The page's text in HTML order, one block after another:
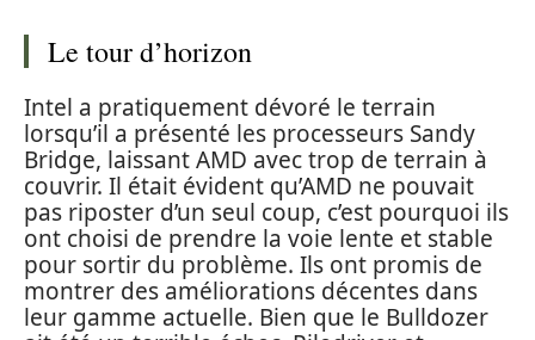
Le tour d’horizon
Intel a pratiquement dévoré le terrain
lorsqu’il a présenté les processeurs Sandy
Bridge, laissant AMD avec trop de terrain à
couvrir. Il était évident qu’AMD ne pouvait
pas riposter d’un seul coup, c’est pourquoi ils
ont choisi de prendre la voie lente et stable
pour sortir du problème. Ils ont promis de
montrer des améliorations décentes dans
leur gamme actuelle. Bien que le Bulldozer